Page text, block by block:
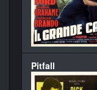
Pitfall